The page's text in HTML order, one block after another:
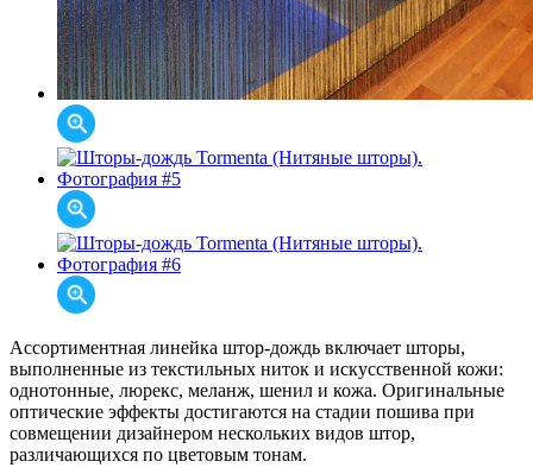
Ассортиментная линейка штор-дождь включает шторы,
выполненные из текстильных ниток и искусственной кожи:
однотонные, люрекс, меланж, шенил и кожа. Оригинальные
оптические эффекты достигаются на стадии пошива при
совмещении дизайнером нескольких видов штор,
различающихся по цветовым тонам.